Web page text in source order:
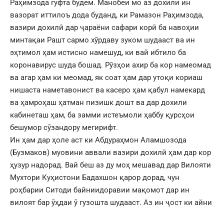
Раҳимзода гуфта будем. Манобеи мо аз дохили ин
вазорат иттилоъ дода буданд, ки Рамазон Раҳимзода,
вазири дохилӣ дар ҷараёни сафари корӣ ба навоҳии
минтақаи Рашт сармо хӯрдаву зуком шудааст ва ин
эҳтимол ҳам истисно намешуд, ки вай ибтило ба
коронавирус шуда бошад. Рӯзҳои ахир ба кор намеомад
ва агар ҳам ки меомад, як соат ҳам дар утоқи кориаш
нишаста наметавонист ва касеро ҳам қабул намекард
ва ҳамроҳаш ҳатман пизишк дошт ва дар дохили
кабинеташ ҳам, ба замми истеъмоли ҳаббу қурсҳои
бешумор сӯзандору мегирифт.
Ин ҳам дар ҳоле аст ки Абдураҳмон Аламшозода
(Бузмаков) муовини аввали вазири дохилӣ ҳам дар кор
ҳузур надорад. Вай беш аз ду моҳ мешавад дар Вилояти
Мухтори Куҳистони Бадахшон қарор дорад, чун
роҳбарии Ситоди байниидоравии мақомот дар ин
вилоят бар ӯҳдаи ӯ гузошта шудааст. Аз ин ҷост ки айни